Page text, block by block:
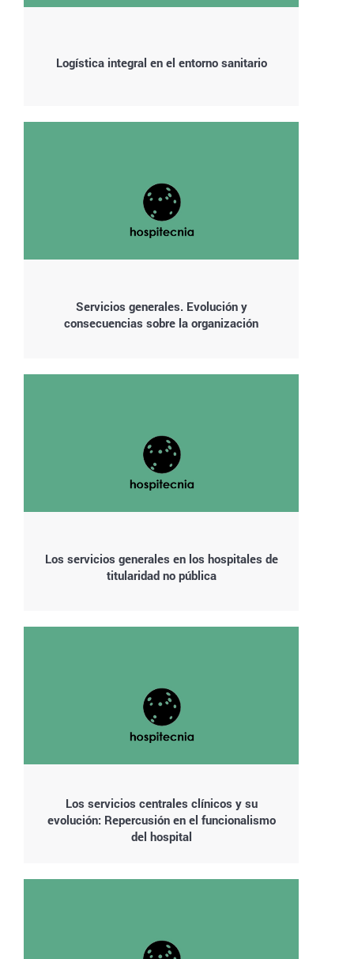
Logística integral en el entorno sanitario
Servicios generales. Evolución y
consecuencias sobre la organización
Los servicios generales en los hospitales de
titularidad no pública
Los servicios centrales clínicos y su
evolución: Repercusión en el funcionalismo
del hospital